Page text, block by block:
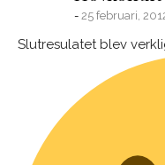
25 februari,
Slutresulatet blev